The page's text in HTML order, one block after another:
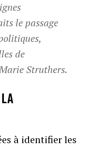
le passage
de
Struthers.
à identifier les